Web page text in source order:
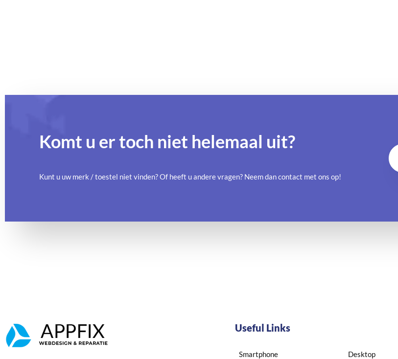
Komt u er toch niet helemaal uit?
Kunt u uw merk / toestel niet vinden? Of heeft u andere vragen? Neem dan contact met ons op!
Useful Links
Smartphone Desktop